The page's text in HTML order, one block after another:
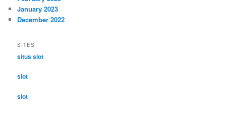
January 2023
December 2022
SITES
situs slot
slot
slot